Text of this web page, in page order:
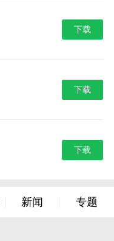
下载
下载
下载
新闻 专题